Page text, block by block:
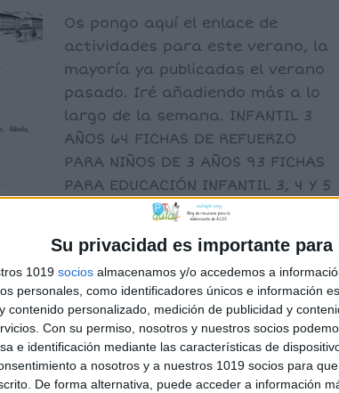
Su privacidad es importante para
1019 socios almacenamos y/o accedemos a
personales, como identificadores únicos e información
contenido personalizado, medición de publicidad y
Con su permiso, nosotros y nuestros socios
e identificación mediante las características de
a nosotros y a nuestros 1019 socios para
De forma alternativa, puede acceder a información
Os pongo aquí el enlace de
actividades para este verano, la
mayoría ya publicadas el verano
pasado. Iré añadiendo más a lo
largo de la semana. INFANTIL 3
AÑOS 64 FICHAS DE REFUERZO
PARA NIÑOS DE 3 AÑOS 93 FICHAS
PARA EDUCACIÓN INFANTIL 3, 4 Y 5
AÑOS 73 DIBUJOS PARA UNIR
,EDUCACIÓN INFANTIL,ELE,Infantil, LENGUA,
,3º primaria,4º primaria,5º primaria,6º
para el verano,infantil